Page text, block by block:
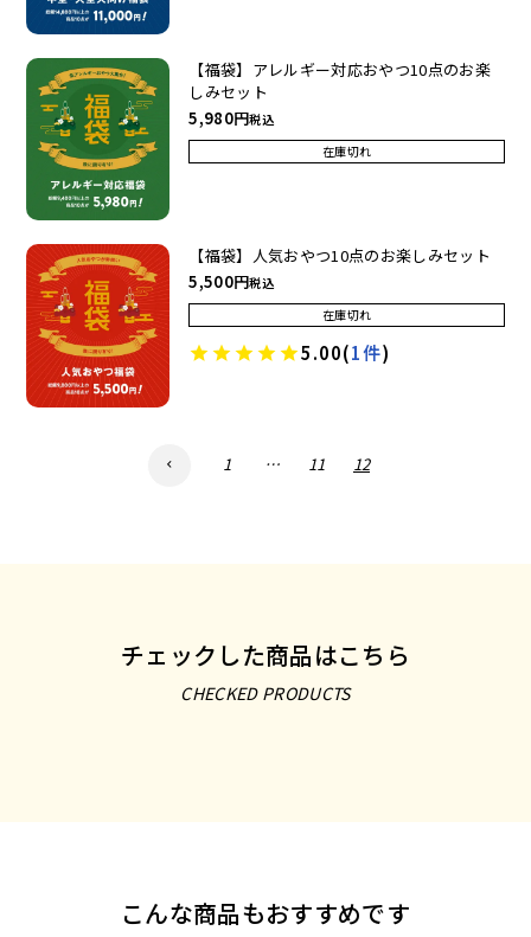
【福袋】アレルギー対応おやつ10点のお楽
しみセット
5,980
税込
在庫切れ
【福袋】人気おやつ10点のお楽しみセット
5,500
税込
在庫切れ
5.00(1件)
1 … 11 12
チェックした商品はこちら
CHECKED PRODUCTS
こんな商品もおすすめです